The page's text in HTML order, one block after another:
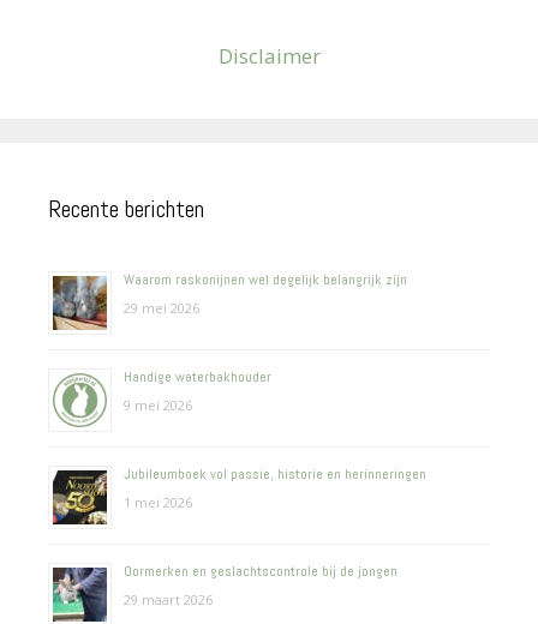
Disclaimer
Recente berichten
Waarom raskonijnen wel degelijk belangrijk zijn
29 mei 2026
Handige waterbakhouder
9 mei 2026
Jubileumboek vol passie, historie en herinneringen
1 mei 2026
Oormerken en geslachtscontrole bij de jongen
29 maart 2026